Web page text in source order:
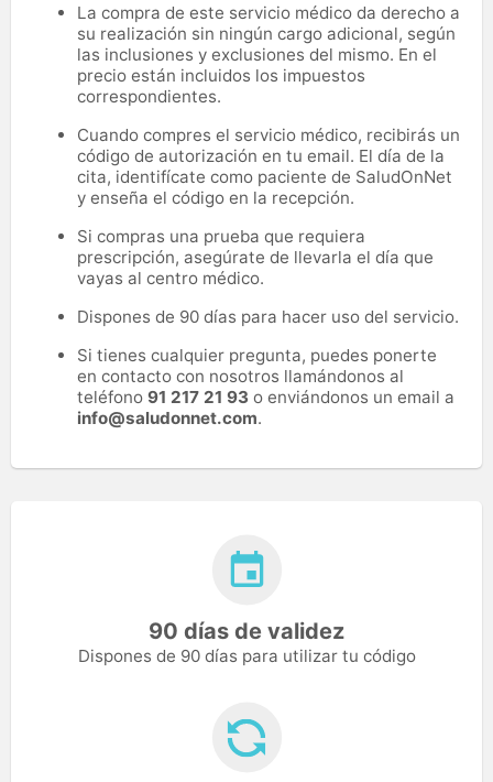
La compra de este servicio médico da derecho a
su realización sin ningún cargo adicional, según
las inclusiones y exclusiones del mismo. En el
precio están incluidos los impuestos
correspondientes.
Cuando compres el servicio médico, recibirás un
código de autorización en tu email. El día de la
cita, identifícate como paciente de SaludOnNet
y enseña el código en la recepción.
Si compras una prueba que requiera
prescripción, asegúrate de llevarla el día que
vayas al centro médico.
Dispones de 90 días para hacer uso del servicio.
Si tienes cualquier pregunta, puedes ponerte
en contacto con nosotros llamándonos al
teléfono 91 217 21 93 o enviándonos un email a
info@saludonnet.com.
90 días de validez
Dispones de 90 días para utilizar tu código